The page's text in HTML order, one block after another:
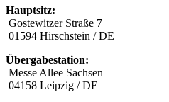
Hauptsitz:
Gostewitzer Straße 7
01594 Hirschstein / DE
Übergabestation:
Messe Allee Sachsen
04158 Leipzig / DE